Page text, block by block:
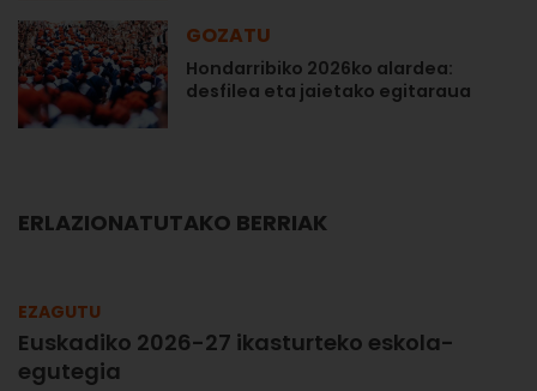
GOZATU
Hondarribiko 2026ko alardea:
desfilea eta jaietako egitaraua
ERLAZIONATUTAKO BERRIAK
EZAGUTU
Euskadiko 2026-27 ikasturteko eskola-
egutegia